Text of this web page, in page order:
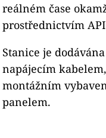
reálném čase
prostřednictvím
Stanice je
napájecím
montážním
panelem.